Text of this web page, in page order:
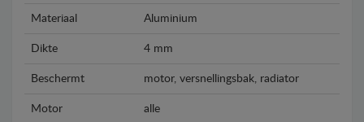
Materiaal Aluminium
Dikte 4 mm
Beschermt motor, versnellingsbak, radiator
Motor alle